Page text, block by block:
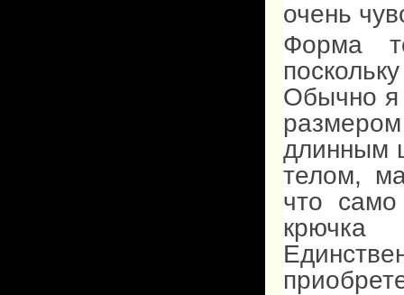
очень
Форма
Обычно
длинным
телом,
что